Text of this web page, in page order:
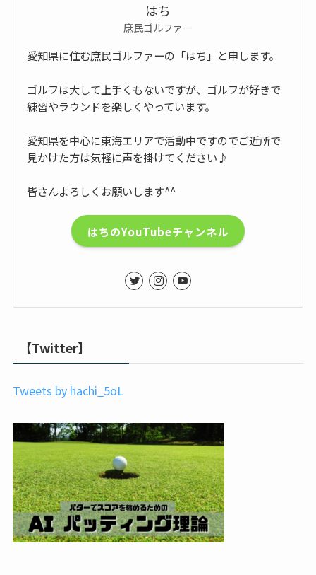
はち
庶民ゴルファー
愛知県に住む庶民ゴルファーの「はち」と申します。
ゴルフは大して上手くもないですが、ゴルフが好きで
練習やラウンドを楽しくやっています。
愛知県を中心に東海エリアで活動中ですのでご近所で
見かけた方は気軽に声を掛けてください♪
皆さんよろしくお願いします^^
はちのYouTubeチャンネル
【Twitter】
Tweets by hachi_5oL